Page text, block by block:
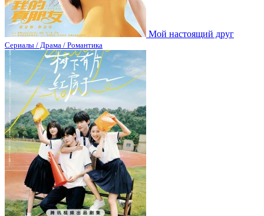
Мой настоящий друг
Сериалы / Драма / Романтика